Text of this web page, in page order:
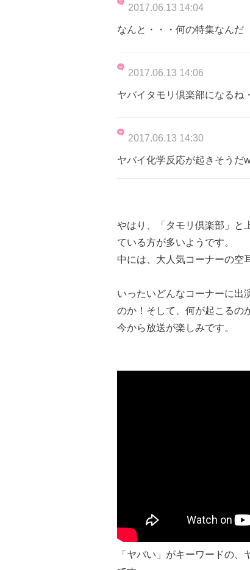
2017.06.13 14:04
なんと・・・何の特集なんだ
2017.06.13 14:06
ヤバイタモリ倶楽部になるね
2017.06.13 14:30
ヤバイ化学反応が起きそうだ
やはり、「タモリ倶楽部」と
ている方が多いようです。
中には、大人気コーナーの空
いったいどんなコーナーに出
のか！そして、何が起こるの
今から放送が楽しみです。
「ヤバい」がキーワードの、